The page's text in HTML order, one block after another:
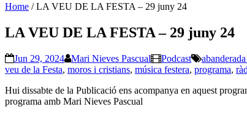
Home /LA VEU DE LA FESTA – 29 juny 24
LA VEU DE LA FESTA – 29 juny 24
Jun 29, 2024 Mari Nieves Pascual Podcast
veu de la Festa, moros i cristians, música festera, programa,
Hui dissabte de la Publicació ens acompanya en aquest
programa amb Mari Nieves Pascual